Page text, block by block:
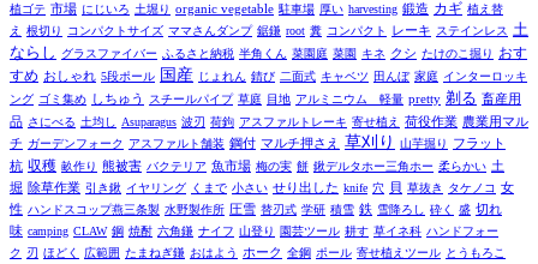
植ゴテ 市場 にじいろ 土堀り organic vegetable 駐車場 厚い harvesting 鍛造 カギ 植え替
え
根切り コンパクトサイズ ママさんダンプ 鋸鎌 root 糞 コンパクト レーキ ステインレス 土
ならし
グラスファイバー ふるさと納税 半角くん 菜園庭 菜園 キネ クシ たけのこ掘り
おす
すめ おしゃれ 5段ポール 国産 じょれん 錆び 二面式 キャベツ 田んぼ 家庭 インターロッキ
ング ゴミ集め しちゅう スチールパイプ 草庭 目地 アルミニウム 軽量 pretty 剃る 畜産用
品 さにべる 土均し Asuparagus 波刃 荷鉤 アスファルトレーキ 寄せ植え 荷役作業 農業用マル
チ ガーデンフォーク アスファルト舗装 鋼付 マルチ押さえ 草刈り 山芋掘り
フラット
杭 収穫 畝作り 熊被害 バクテリア 魚市場 梅の実 餅 鍬デルタホー三角ホー 柔らかい 土
堀 除草作業 引き鍬 イヤリング くまで 小さい せり出した knife 穴 貝 草抜き タケノコ 女
性 ハンドスコップ燕三条製 水野製作所 圧雪 替刃式 学研 積雪 鉄 雪降ろし 砕く 盛 切れ
味 camping CLAW 鋼 焼酎 六角鎌 ナイフ 山登り 園芸ツール 耕す 草イネ科 ハンドフォー
ク 刃 ほどく 広範囲 たまねぎ鎌 おはよう ホーク 全鋼 ポール 寄せ植えツール とうもろこ